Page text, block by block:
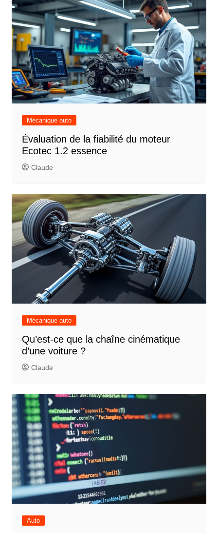
Mécanique auto
Évaluation de la fiabilité du moteur
Ecotec 1.2 essence
Claude
Mécanique auto
Qu’est-ce que la chaîne cinématique
d’une voiture ?
Claude
Auto